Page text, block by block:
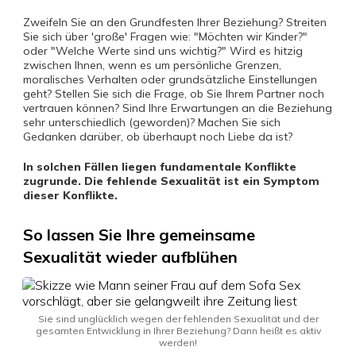
Zweifeln Sie an den Grundfesten Ihrer Beziehung? Streiten
Sie sich über 'große' Fragen wie: "Möchten wir Kinder?"
oder "Welche Werte sind uns wichtig?" Wird es hitzig
zwischen Ihnen, wenn es um persönliche Grenzen,
moralisches Verhalten oder grundsätzliche Einstellungen
geht? Stellen Sie sich die Frage, ob Sie Ihrem Partner noch
vertrauen können? Sind Ihre Erwartungen an die Beziehung
sehr unterschiedlich (geworden)? Machen Sie sich
Gedanken darüber, ob überhaupt noch Liebe da ist?
In solchen Fällen liegen fundamentale Konflikte
zugrunde. Die fehlende Sexualität ist ein Symptom
dieser Konflikte.
So lassen Sie Ihre gemeinsame
Sexualität wieder aufblühen
Sie sind unglücklich wegen der fehlenden Sexualität und der
gesamten Entwicklung in Ihrer Beziehung? Dann heißt es aktiv
werden!